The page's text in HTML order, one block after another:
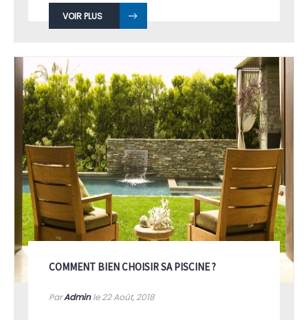
VOIR PLUS
COMMENT BIEN CHOISIR SA PISCINE ?
ParAdminle 22Août, 2018